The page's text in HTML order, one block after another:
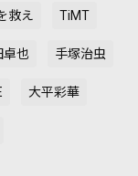
救え TiMT
卓也 手塚治虫
大平彩華